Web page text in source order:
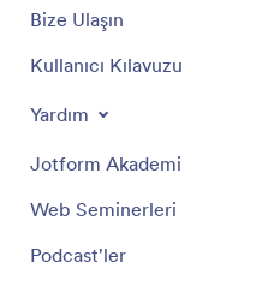
Bize Ulaşın
Kullanıcı Kılavuzu
Yardım
Jotform Akademi
Web Seminerleri
Podcast'ler